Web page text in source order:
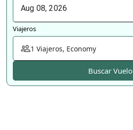
Aug 08, 2026
Viajeros
1 Viajeros, Economy
Buscar Vuelo